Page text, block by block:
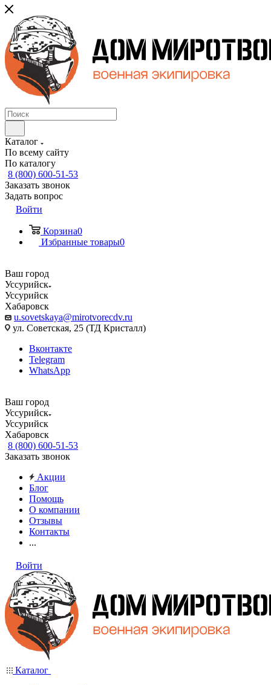
Каталог
По всему сайту
По каталогу
8 (800) 600-51-53
Заказать звонок
Задать вопрос
Войти
Корзина0
Избранные товары0
Ваш город
Уссурийск
Уссурийск
Хабаровск
u.sovetskaya@mirotvorecdv.ru
ул. Советская, 25 (ТД Кристалл)
Вконтакте
Telegram
WhatsApp
Ваш город
Уссурийск
Уссурийск
Хабаровск
8 (800) 600-51-53
Заказать звонок
Акции
Блог
Помощь
О компании
Отзывы
Контакты
...
Войти
Каталог